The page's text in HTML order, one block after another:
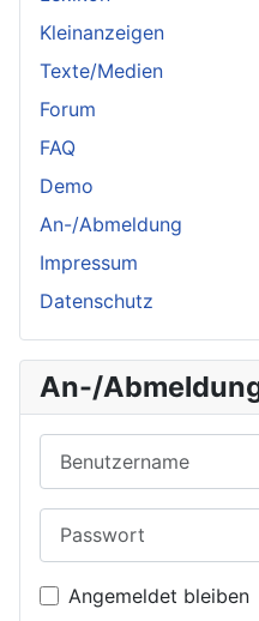
Kleinanzeigen
Texte/Medien
Forum
FAQ
Demo
An-/Abmeldung
Impressum
Datenschutz
An-/
Angemeldet bleiben